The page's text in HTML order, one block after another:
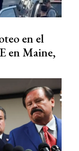
en el
en Maine,